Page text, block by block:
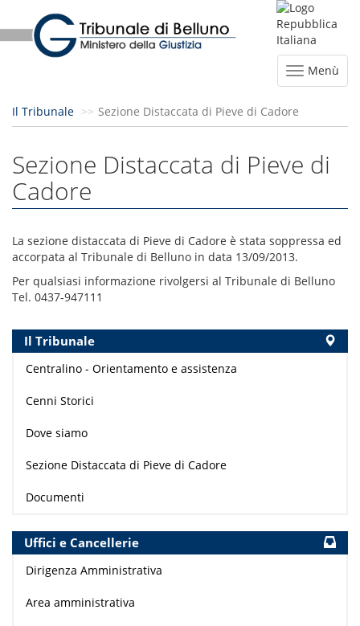
Menù
Il Tribunale Sezione Distaccata di Pieve di Cadore
Sezione Distaccata di Pieve di
Cadore
La sezione distaccata di Pieve di Cadore è stata soppressa ed
accorpata al Tribunale di Belluno in data 13/09/2013.
Per qualsiasi informazione rivolgersi al Tribunale di Belluno
Tel. 0437-947111
Il Tribunale
Centralino - Orientamento e assistenza
Cenni Storici
Dove siamo
Sezione Distaccata di Pieve di Cadore
Documenti
Uffici e Cancellerie
Dirigenza Amministrativa
Area amministrativa